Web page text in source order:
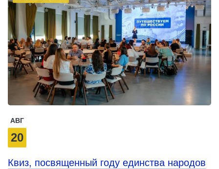
АВГ
20
Квиз, посвященный году единства народов